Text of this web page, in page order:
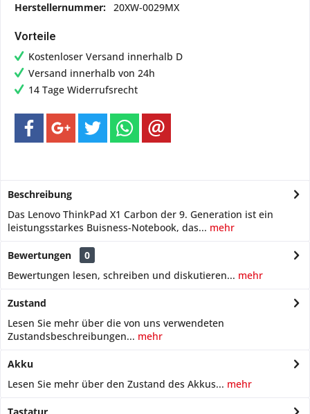
Herstellernummer: 20XW-0029MX
Vorteile
Kostenloser Versand innerhalb D
Versand innerhalb von 24h
14 Tage Widerrufsrecht
Beschreibung
Das Lenovo ThinkPad X1 Carbon der 9. Generation ist ein
leistungsstarkes Buisness-Notebook, das... mehr
Bewertungen
0
Bewertungen lesen, schreiben und diskutieren... mehr
Zustand
Lesen Sie mehr über die von uns verwendeten
Zustandsbeschreibungen... mehr
Akku
Lesen Sie mehr über den Zustand des Akkus... mehr